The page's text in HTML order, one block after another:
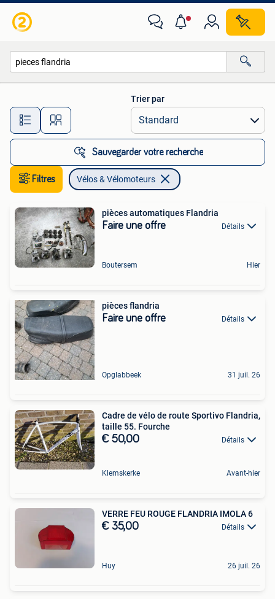
Toutes les distances…
Trier par
Sauvegarder votre recherche
Filtres Vélos & Vélomoteurs
pièces automatiques Flandria
Faire une offre Détails
Boutersem Hier
pièces flandria
Faire une offre Détails
Opglabbeek 31 juil. 26
Cadre de vélo de route Sportivo Flandria,
taille 55. Fourche
€ 50,00 Détails
Klemskerke Avant-hier
VERRE FEU ROUGE FLANDRIA IMOLA 6
€ 35,00 Détails
Huy 26 juil. 26